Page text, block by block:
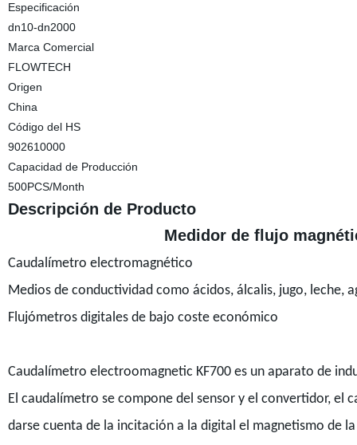
Especificación
dn10-dn2000
Marca Comercial
FLOWTECH
Origen
China
Código del HS
902610000
Capacidad de Producción
500PCS/Month
Descripción de Producto
Medidor de flujo
Caudalímetro electromagnético
Medios de conductividad como ácidos, álcalis, jugo, leche,
Flujómetros digitales de bajo coste económico
Caudalímetro electroomagnetic KF700 es un aparato de
El caudalímetro se compone del sensor y el convertidor, el
darse cuenta de la incitación a la digital el magnetismo de